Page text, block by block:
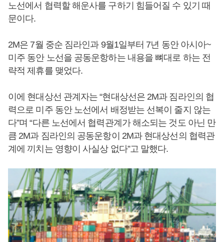
노선에서 협력할 해운사를 구하기 힘들어질 수 있기 때
문이다.
2M은 7월 중순 짐라인과 9월1일부터 7년 동안 아시아~
미주 동안 노선을 공동운항하는 내용을 뼈대로 하는 전
략적 제휴를 맺었다.
이에 현대상선 관계자는 “현대상선은 2M과 짐라인의 협
력으로 미주 동안 노선에서 배정받는 선복이 줄지 않는
다”며 “다른 노선에서 협력관계가 해소되는 것도 아닌 만
큼 2M과 짐라인의 공동운항이 2M과 현대상선의 협력관
계에 끼치는 영향이 사실상 없다”고 말했다.